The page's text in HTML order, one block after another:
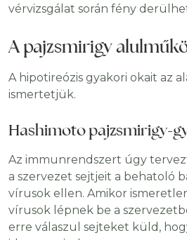
vérvizsgálat során fény
A pajzsmirigy
A hipotireózis gyakori okait az
ismertetjük.
Hashimoto pajzsmirigy-
Az immunrendszert úgy
a szervezet sejtjeit a behatoló
vírusok ellen. Amikor
vírusok lépnek be a
erre válaszul sejteket küld,